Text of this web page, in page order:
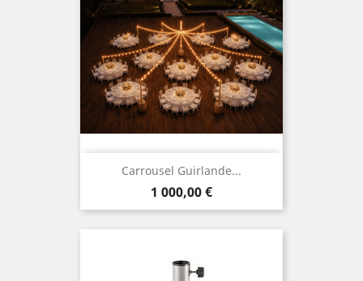
Carrousel Guirlande...
Prix
1 000,00 €